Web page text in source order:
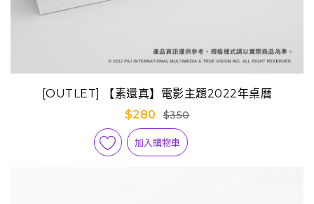
[OUTLET] 【素還真】電影主題2022年桌曆
$280
$350
加入購物車